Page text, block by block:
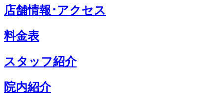
店舗情報･アクセス
料金表
スタッフ紹介
院内紹介